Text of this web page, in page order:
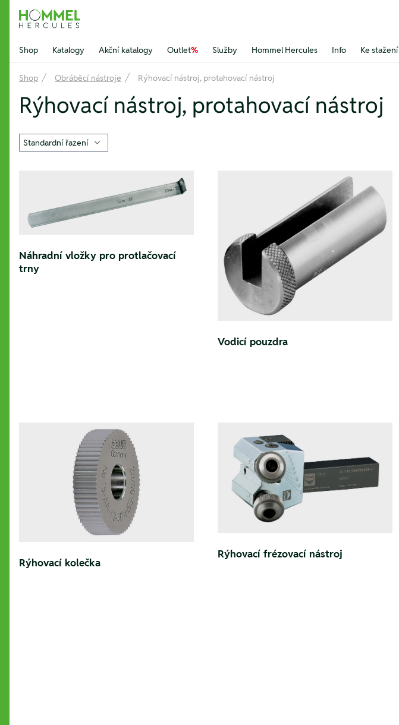
Hommel Hercules
Shop Katalogy Akční katalogy Outlet% Služby Hommel Hercules Info Ke stažení
Shop Obráběcí nástroje Rýhovací nástroj, protahovací nástroj
Rýhovací nástroj, protahovací nástroj
Náhradní vložky pro protlačovací
trny
Vodicí pouzdra
Rýhovací kolečka
Rýhovací frézovací nástroj